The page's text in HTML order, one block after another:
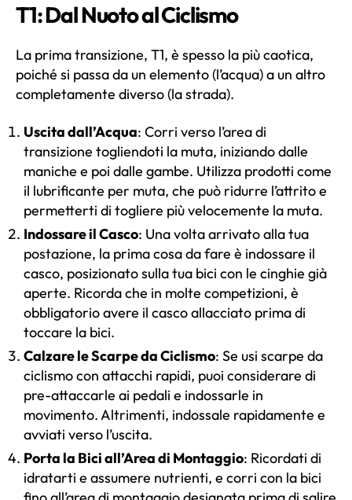
T1: Dal Nuoto al Ciclismo
La prima transizione, T1, è spesso la più caotica,
poiché si passa da un elemento (l’acqua) a un altro
completamente diverso (la strada).
Uscita dall’Acqua: Corri verso l’area di
transizione togliendoti la muta, iniziando dalle
maniche e poi dalle gambe. Utilizza prodotti come
il lubrificante per muta, che può ridurre l’attrito e
permetterti di togliere più velocemente la muta.
Indossare il Casco: Una volta arrivato alla tua
postazione, la prima cosa da fare è indossare il
casco, posizionato sulla tua bici con le cinghie già
aperte. Ricorda che in molte competizioni, è
obbligatorio avere il casco allacciato prima di
toccare la bici.
Calzare le Scarpe da Ciclismo: Se usi scarpe da
ciclismo con attacchi rapidi, puoi considerare di
pre-attaccarle ai pedali e indossarle in
movimento. Altrimenti, indossale rapidamente e
avviati verso l’uscita.
Porta la Bici all’Area di Montaggio: Ricordati di
idratarti e assumere nutrienti, e corri con la bici